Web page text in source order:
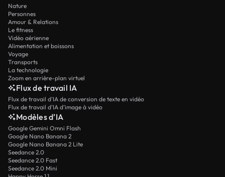
Nature
Personnes
Amour & Relations
Le fitness
Vidéo aérienne
Alimentation et boissons
Voyage
Transports
La technologie
Zoom en arrière-plan virtuel
Flux de travail IA
Flux de travail d’IA de conversion de texte en vidéo
Flux de travail d’IA d’image à vidéo
Modèles d’IA
Google Gemini Omni Flash
Google Nano Banana 2
Google Nano Banana 2 Lite
Seedance 2.0
Seedance 2.0 Fast
Seedance 2.0 Mini